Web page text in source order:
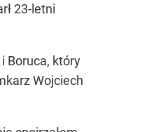
23-letni
Boruca, który
Wojciech